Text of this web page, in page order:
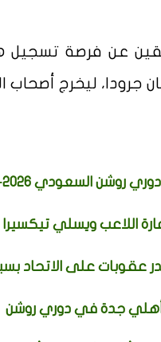
عن فرصة تسجيل
اللاعب ويسلي
عقوبات على الاتحاد
أهلي جدة في دوري روشن